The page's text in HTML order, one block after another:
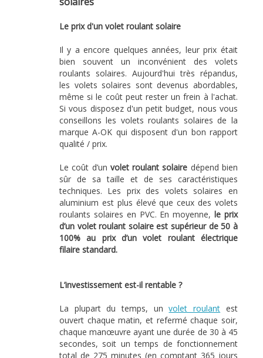
Le prix d'un volet roulant solaire
Il y a encore quelques années, leur prix était
bien souvent un inconvénient des volets
roulants solaires. Aujourd'hui très répandus,
les volets solaires sont devenus abordables,
même si le coût peut rester un frein à l'achat.
Si vous disposez d'un petit budget, nous vous
conseillons les volets roulants solaires de la
marque A-OK qui disposent d'un bon rapport
qualité / prix.
Le coût d’un volet roulant solaire dépend bien
sûr de sa taille et de ses caractéristiques
techniques. Les prix des volets solaires en
aluminium est plus élevé que ceux des volets
roulants solaires en PVC. En moyenne,le prix
d’un volet roulant solaire est supérieur de 50 à
100% au prix d’un volet roulant électrique
filaire standard.
L’investissement est-il rentable ?
La plupart du temps, unvolet roulant est
ouvert chaque matin, et refermé chaque soir,
chaque manœuvre ayant une durée de 30 à 45
secondes, soit un temps de fonctionnement
total de 275 minutes (en comptant 365 jours